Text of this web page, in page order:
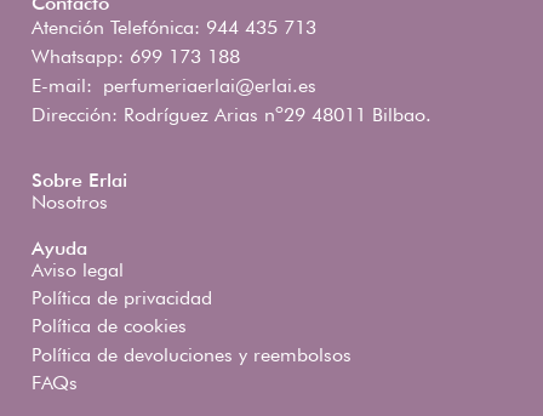
Atención Telefónica: 944 435 713
Whatsapp: 699 173 188
E-mail: perfumeriaerlai@erlai.es
Dirección: Rodríguez Arias nº29 48011 Bilbao.
Sobre Erlai
Nosotros
Ayuda
Aviso legal
Política de privacidad
Política de cookies
Política de devoluciones y reembolsos
FAQs